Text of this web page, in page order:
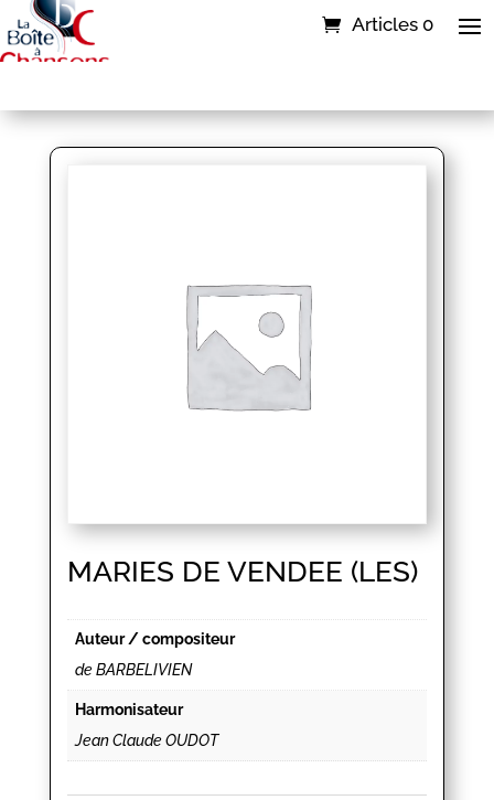
Articles 0
MARIES DE VENDEE (LES)
Auteur / compositeur
de BARBELIVIEN
Harmonisateur
Jean Claude OUDOT